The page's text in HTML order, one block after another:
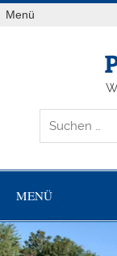
Zum
Inhalt
Menü
MENÜ